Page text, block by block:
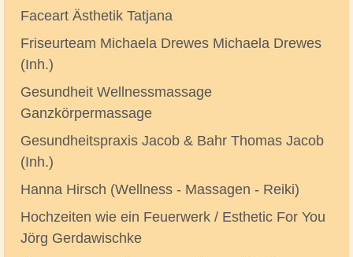
Faceart Ästhetik Tatjana
Friseurteam Michaela Drewes Michaela Drewes
(Inh.)
Gesundheit Wellnessmassage
Ganzkörpermassage
Gesundheitspraxis Jacob & Bahr Thomas Jacob
(Inh.)
Hanna Hirsch (Wellness - Massagen - Reiki)
Hochzeiten wie ein Feuerwerk / Esthetic For You
Jörg Gerdawischke